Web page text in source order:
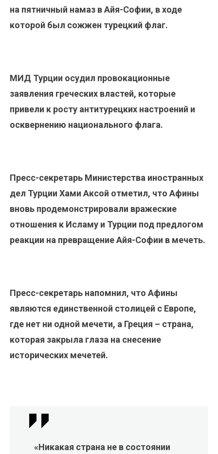
на пятничный намаз в Айя-Софии, в ходе
которой был сожжен турецкий флаг.
МИД Турции осудил провокационные
заявления греческих властей, которые
привели к росту антитурецких настроений и
осквернению национального флага.
Пресс-секретарь Министерства иностранных
дел Турции Хами Аксой отметил, что Афины
вновь продемонстрировали вражеские
отношения к Исламу и Турции под предлогом
реакции на превращение Айя-Софии в мечеть.
Пресс-секретарь напомнил, что Афины
являются единственной столицей с Европе,
где нет ни одной мечети, а Греция – страна,
которая закрыла глаза на снесение
исторических мечетей.
«Никакая страна не в состоянии